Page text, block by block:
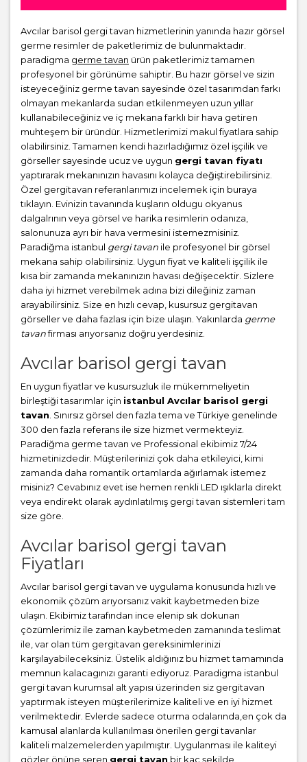
Avcılar barisol gergi tavan hizmetlerinin yanında hazır görsel
germe resimler de paketlerimiz de bulunmaktadır.
paradigma germe tavan ürün paketlerimiz tamamen
profesyonel bir görünüme sahiptir. Bu hazır görsel ve sizin
isteyeceğiniz germe tavan sayesinde özel tasarımdan farkı
olmayan mekanlarda sudan etkilenmeyen uzun yıllar
kullanabileceğiniz ve iç mekana farklı bir hava getiren
muhteşem bir üründür. Hizmetlerimizi makul fiyatlara sahip
olabilirsiniz. Tamamen kendi hazırladığımız özel işçilik ve
görseller sayesinde ucuz ve uygun gergi tavan fiyatı
yaptırarak mekanınızın havasını kolayca değiştirebilirsiniz.
Özel gergitavan referanlarımızı incelemek için buraya
tıklayın. Evinizin tavanında kuşların oldugu okyanus
dalgalrının veya görsel ve harika resimlerin odanıza,
salonunuza ayrı bir hava vermesini istemezmisiniz.
Paradiğma istanbul gergi tavan ile profesyonel bir görsel
mekana sahip olabilirsiniz. Uygun fiyat ve kaliteli işçilik ile
kısa bir zamanda mekanınızın havası değişecektir. Sizlere
daha iyi hizmet verebilmek adına bizi dileğiniz zaman
arayabilirsiniz. Size en hızlı cevap, kusursuz gergitavan
görseller ve daha fazlası için bize ulaşın. Yakınlarda germe
tavanfirması arıyorsanız doğru yerdesiniz.
Avcılar barisol gergi tavan
En uygun fiyatlar ve kusursuzluk ile mükemmeliyetin
birleştiği tasarımlar için istanbul Avcılar barisol gergi
tavan . Sınırsız görsel den fazla tema ve Türkiye genelinde
300 den fazla referans ile size hizmet vermekteyiz.
Paradiğma germe tavan ve Professional ekibimiz 7/24
hizmetinizdedir. Müşterilerinizi çok daha etkileyici, kimi
zamanda daha romantik ortamlarda ağırlamak istemez
misiniz? Cevabınız evet ise hemen renkli LED ışıklarla direkt
veya endirekt olarak aydınlatılmış gergi tavan sistemleri tam
size göre.
Avcılar barisol gergi tavan
Fiyatları
Avcılar barisol gergi tavan ve uygulama konusunda hızlı ve
ekonomik çözüm arıyorsanız vakit kaybetmeden bize
ulaşın. Ekibimiz tarafından ince elenip sık dokunan
çözümlerimiz ile zaman kaybetmeden zamanında teslimat
ile, var olan tüm gergitavan gereksinimlerinizi
karşılayabileceksiniz. Üstelik aldığınız bu hizmet tamamında
memnun kalacagınızı garanti ediyoruz. Paradigma istanbul
gergi tavan kurumsal alt yapısı üzerinden siz gergitavan
yaptırmak isteyen müşterilerimize kaliteli ve en iyi hizmet
verilmektedir. Evlerde sadece oturma odalarında,en çok da
kamusal alanlarda kullanılması önerilen gergi tavanlar
kaliteli malzemelerden yapılmıştır. Uygulanması ile kaliteyi
gözler önüne seren gergi tavan bir kaç şekilde